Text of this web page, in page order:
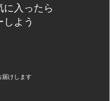
に入ったら
しよう
届けします